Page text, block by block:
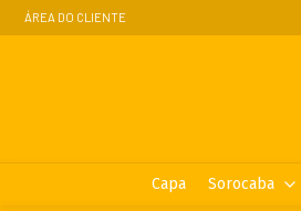
ÁREA DO CLIENTE
Capa Sorocaba